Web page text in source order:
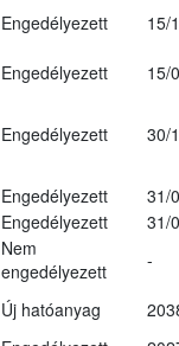
Engedélyezett 15/
Engedélyezett
15/
Engedélyezett 30/
Engedélyezett
31/
Engedélyezett
31/
Nem
engedélyezett
-
Új hatóanyag